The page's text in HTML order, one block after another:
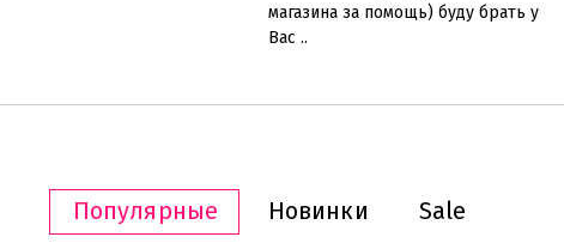
магазина за помощь) буду брать у
Вас ..
Популярные Новинки Sale